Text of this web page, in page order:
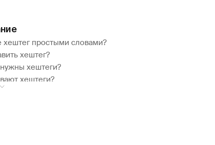
хештег простыми словами?
хештег?
хештеги?
хештеги?
хештеги в разных социальных сетях?